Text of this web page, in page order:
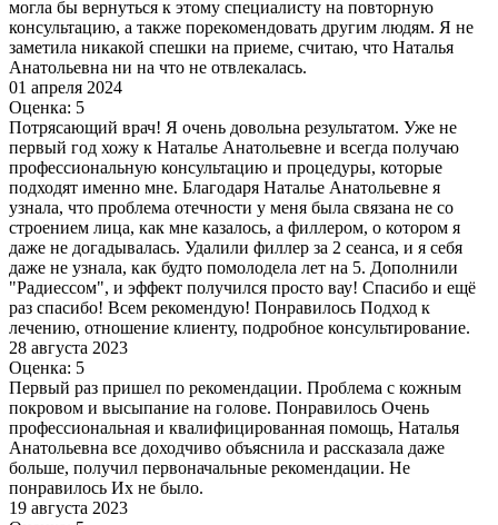
могла бы вернуться к этому специалисту на повторную
консультацию, а также порекомендовать другим людям. Я не
заметила никакой спешки на приеме, считаю, что Наталья
Анатольевна ни на что не отвлекалась.
01 апреля 2024
Оценка: 5
Потрясающий врач! Я очень довольна результатом. Уже не
первый год хожу к Наталье Анатольевне и всегда получаю
профессиональную консультацию и процедуры, которые
подходят именно мне. Благодаря Наталье Анатольевне я
узнала, что проблема отечности у меня была связана не со
строением лица, как мне казалось, а филлером, о котором я
даже не догадывалась. Удалили филлер за 2 сеанса, и я себя
даже не узнала, как будто помолодела лет на 5. Дополнили
"Радиессом", и эффект получился просто вау! Спасибо и ещё
раз спасибо! Всем рекомендую! Понравилось Подход к
лечению, отношение клиенту, подробное консультирование.
28 августа 2023
Оценка: 5
Первый раз пришел по рекомендации. Проблема с кожным
покровом и высыпание на голове. Понравилось Очень
профессиональная и квалифицированная помощь, Наталья
Анатольевна все доходчиво объяснила и рассказала даже
больше, получил первоначальные рекомендации. Не
понравилось Их не было.
19 августа 2023